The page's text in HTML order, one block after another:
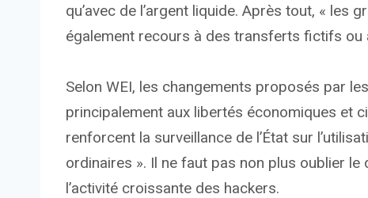
qu’avec de l’argent liquide. Après tout, «
également recours à des transferts fictifs ou
Selon WEI, les changements proposés par
principalement aux libertés économiques et
renforcent la surveillance de l’État sur
ordinaires ». Il ne faut pas non plus oublier
l’activité croissante des hackers.